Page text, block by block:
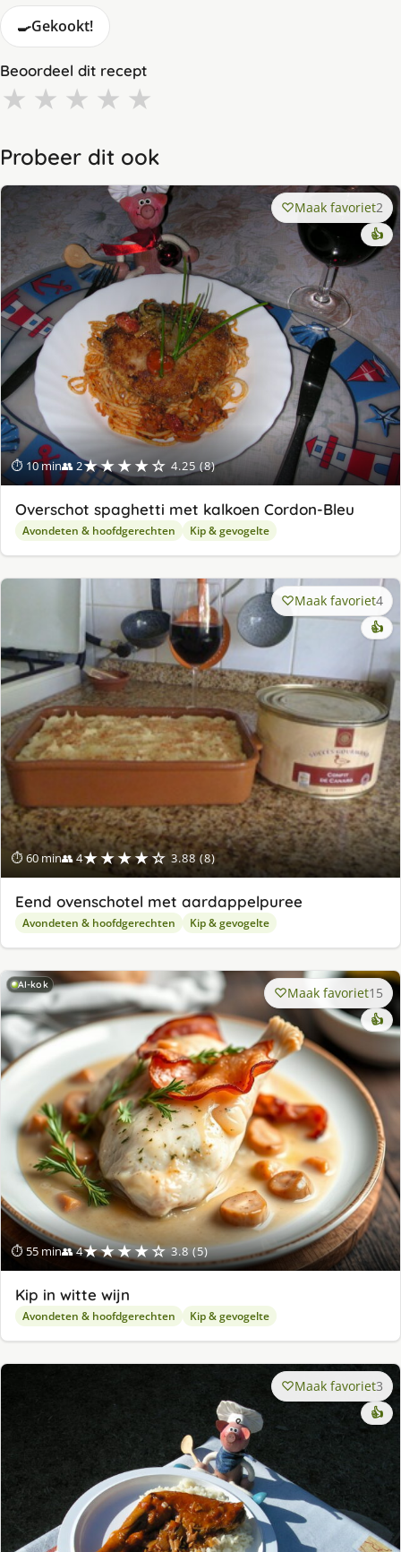
🍳Gekookt!
Beoordeel dit recept
★ ★ ★ ★ ★
Probeer dit ook
⏱ 10 min👥 2★★★★☆ 4.25 (8)
Maak favoriet2
👍
Overschot spaghetti met kalkoen Cordon-Bleu
Avondeten & hoofdgerechten Kip & gevogelte
⏱ 60 min👥 4★★★★☆ 3.88 (8)
Maak favoriet4
👍
Eend ovenschotel met aardappelpuree
Avondeten & hoofdgerechten Kip & gevogelte
AI-kok
⏱ 55 min👥 4★★★★☆ 3.8 (5)
Maak favoriet15
👍
Kip in witte wijn
Avondeten & hoofdgerechten Kip & gevogelte
Maak favoriet3
👍